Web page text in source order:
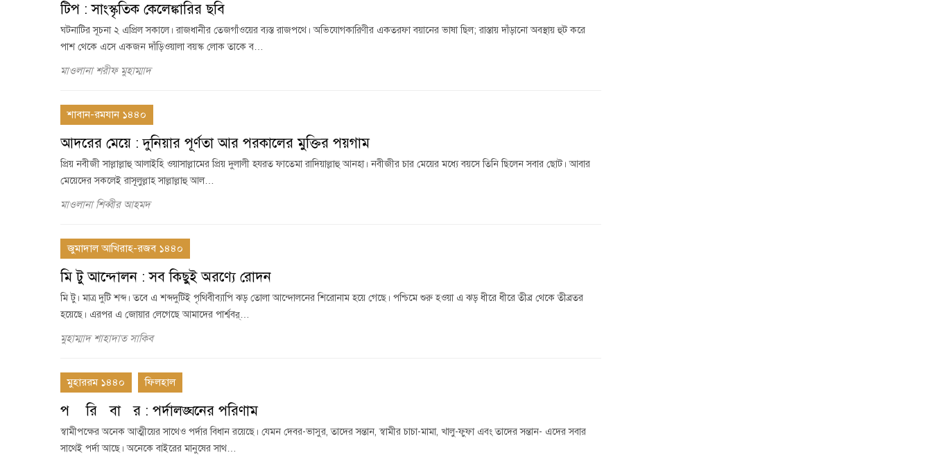
টিপ : সাংস্কৃতিক কেলেঙ্কারির ছবি
ঘটনাটির সূচনা ২ এপ্রিল সকালে। রাজধানীর তেজগাঁওয়ের ব্যস্ত রাজপথে। অভিযোগকারিণীর একতরফা বয়ানের ভাষা ছিল; রাস্তায় দাঁড়ানো অবস্থায় হুট করে
পাশ থেকে এসে একজন দাঁড়িওয়ালা বয়স্ক লোক তাকে ব…
মাওলানা শরীফ মুহাম্মাদ
শাবান-রমযান ১৪৪০
আদরের মেয়ে : দুনিয়ার পূর্ণতা আর পরকালের মুক্তির পয়গাম
প্রিয় নবীজী সাল্লাল্লাহু আলাইহি ওয়াসাল্লামের প্রিয় দুলালী হযরত ফাতেমা রাদিয়াল্লাহু আনহা। নবীজীর চার মেয়ের মধ্যে বয়সে তিনি ছিলেন সবার ছোট। আবার
মেয়েদের সকলেই রাসূলুল্লাহ সাল্লাল্লাহু আল…
মাওলানা শিব্বীর আহমদ
জুমাদাল আখিরাহ-রজব ১৪৪০
মি টু আন্দোলন : সব কিছুই অরণ্যে রোদন
মি টু। মাত্র দুটি শব্দ। তবে এ শব্দদুটিই পৃথিবীব্যাপি ঝড় তোলা আন্দোলনের শিরোনাম হয়ে গেছে। পশ্চিমে শুরু হওয়া এ ঝড় ধীরে ধীরে তীব্র থেকে তীব্রতর
হয়েছে। এরপর এ জোয়ার লেগেছে আমাদের পার্শ্ববর্…
মুহাম্মাদ শাহাদাত সাকিব
মুহাররম ১৪৪০ ফিলহাল
প রি বা র : পর্দালঙ্ঘনের পরিণাম
স্বামীপক্ষের অনেক আত্মীয়ের সাথেও পর্দার বিধান রয়েছে। যেমন দেবর-ভাসুর, তাদের সন্তান, স্বামীর চাচা-মামা, খালু-ফুফা এবং তাদের সন্তান- এদের সবার
সাথেই পর্দা আছে। অনেকে বাইরের মানুষের সাথ…